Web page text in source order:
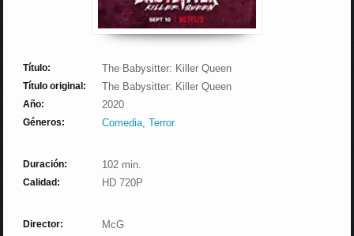
Título: The Babysitter: Killer Queen
Título original: The Babysitter: Killer Queen
Año: 2020
Géneros: Comedia,Terror
Duración: 102 min.
Calidad: HD 720P
Director: McG